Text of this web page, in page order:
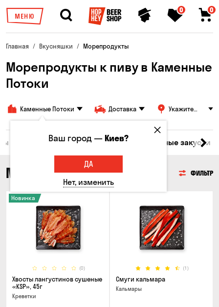
МЕНЮ
0 0
Главная Вкусняшки Морепродукты
Морепродукты к пиву в Каменные
Потоки
Каменные Потоки Доставка
Укажите
Рыба Морепродукты Сырные закуски
МОРЕПРОДУКТЫ ФИЛЬТР
(0)
Новинка
Хвосты лангустинов сушеные
«KSP», 45г
Креветки
(1)
Смуги кальмара
Кальмары
Ваш город —Киев?
ДА
Нет, изменить